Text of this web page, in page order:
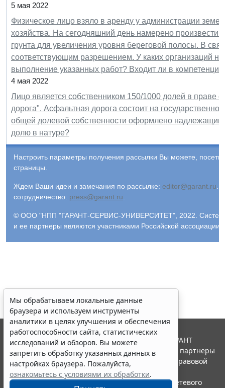
5 мая 2022
Физическое лицо взяло в аренду у администрации
хозяйства. На сегодняшний день намерено
грунта для увеличения уровня береговой полосы. В
соответствующим разрешением. У каких организаций
выполнение указанных работ? Входит ли в
4 мая 2022
Лицо является собственником 150/1000 долей в праве
дорога". Асфальтная дорога состоит на
общей долевой собственности оформлено
долю в натуре?
Настроить параметры получения рассылки Вы можете,
страницы.
Ждем Ваши идеи и замечания по рассылке: editor@garant.ru
сотрудничество: press@garant.ru
© ООО "НПП "ГАРАНТ-СЕРВИС-УНИВЕРСИТЕТ", 2022. Система
и ее партнеры являются участниками Российской
Мы обрабатываем локальные данные
браузера и используем инструменты
аналитики в целях улучшения и обеспечения
работоспособности сайта, статистических
исследований и обзоров. Вы можете
запретить обработку указанных данных в
настройках браузера. Пожалуйста,
ознакомьтесь с условиями их обработки.
© ООО "НПП "ГАРАНТ-СЕРВИС", 2026. Система ГАРАНТ
выпускается с 1990 года. Компания "Гарант" и ее партнеры
являются участниками Российской ассоциации правовой
информации ГАРАНТ.
Портал ГАРАНТ.РУ зарегистрирован в качестве сетевого